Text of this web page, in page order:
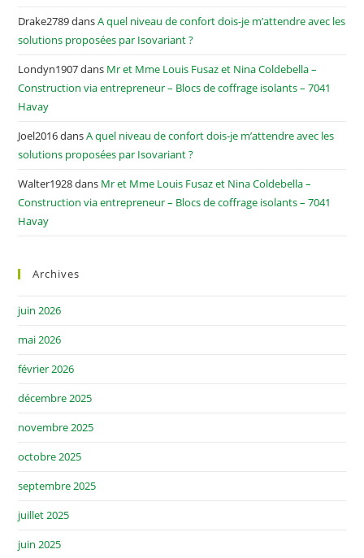
Drake2789dansA quel niveau de confort dois-je m’attendre avec les
solutions proposées par Isovariant ?
Londyn1907dans Mr et Mme Louis Fusaz et Nina Coldebella –
Construction via entrepreneur – Blocs de coffrage isolants – 7041
Havay
Joel2016dansA quel niveau de confort dois-je m’attendre avec les
solutions proposées par Isovariant ?
Walter1928dans Mr et Mme Louis Fusaz et Nina Coldebella –
Construction via entrepreneur – Blocs de coffrage isolants – 7041
Havay
Archives
juin 2026
mai 2026
février 2026
décembre 2025
novembre 2025
octobre 2025
septembre 2025
juillet 2025
juin 2025